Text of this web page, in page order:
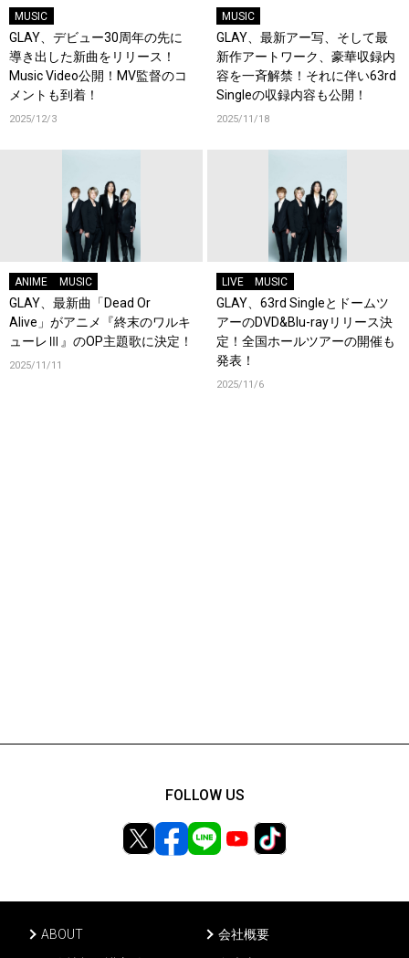
MUSIC
GLAY、デビュー30周年の先に
導き出した新曲をリリース！
Music Video公開！MV監督のコ
メントも到着！
2025/12/3
MUSIC
GLAY、最新アー写、そして最
新作アートワーク、豪華収録内
容を一斉解禁！それに伴い63rd
Singleの収録内容も公開！
2025/11/18
ANIME MUSIC
GLAY、最新曲「Dead Or
Alive」がアニメ『終末のワルキ
ューレⅢ』のOP主題歌に決定！
2025/11/11
LIVE MUSIC
GLAY、63rd Singleとドームツ
アーのDVD&Blu-rayリリース決
定！全国ホールツアーの開催も
発表！
2025/11/6
ABOUT
会社概要
FOLLOW US